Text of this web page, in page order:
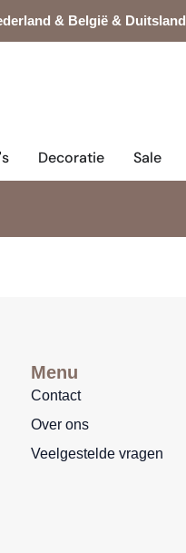
& België & Duitsland
Decoratie Sale
Menu
Contact
Over ons
Veelgestelde vragen